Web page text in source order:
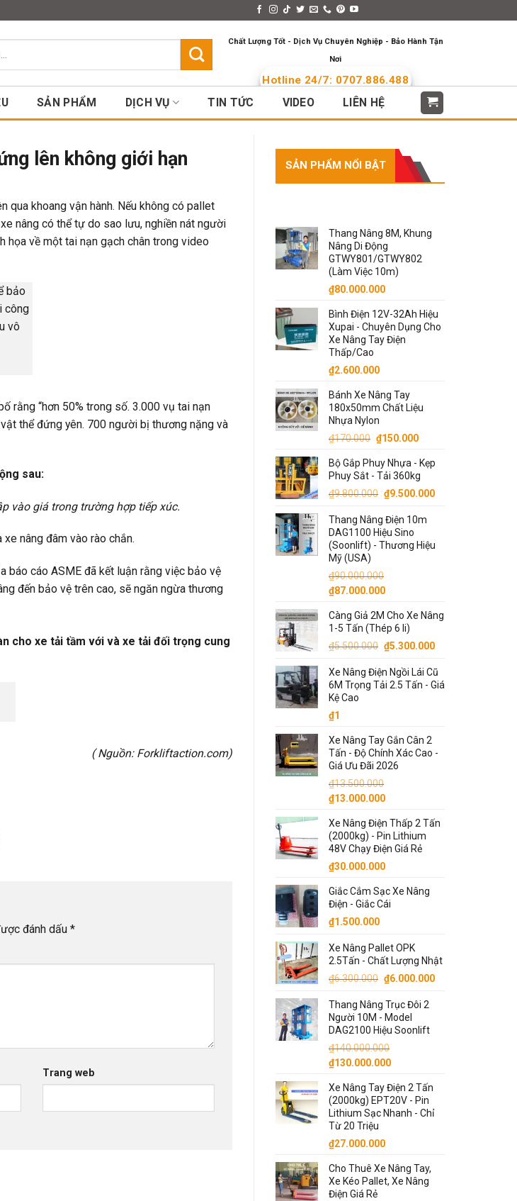
Chất Lượng Tốt - Dịch Vụ Chuyên Nghiệp - Bảo Hành Tận
Nơi
Hotline 24/7: 0707.886.488
SẢN PHẨM DỊCH VỤ TIN TỨC VIDEO LIÊN HỆ
lên không giới hạn
qua khoang vận hành. Nếu không có pallet
nâng có thể tự do sao lưu, nghiền nát người
họa về một tai nạn gạch chân trong video
rằng “hơn 50% trong số. 3.000 vụ tai nạn
thể đứng yên. 700 người bị thương nặng và
sau:
vào giá trong trường hợp tiếp xúc.
nâng đâm vào rào chắn.
báo cáo ASME đã kết luận rằng việc bảo vệ
đến bảo vệ trên cao, sẽ ngăn ngừa thương
cho xe tải tầm với và xe tải đối trọng cung
( Nguồn: Forkliftaction.com)
đánh dấu *
Trang web
SẢN PHẨM NỔI BẬT
Thang Nâng 8M, Khung
Nâng Di Động
GTWY801/GTWY802
(Làm Việc 10m)
₫80.000.000
Bình Điện 12V-32Ah Hiệu
Xupai - Chuyên Dụng Cho
Xe Nâng Tay Điện
Thấp/Cao
₫2.600.000
Bánh Xe Nâng Tay
180x50mm Chất Liệu
Nhựa Nylon
₫170.000 Giá
là:
₫170.000.
₫150.000Giá
tại
là:
₫150.000.
Bộ Gắp Phuy Nhựa - Kẹp
Phuy Sắt - Tải 360kg
₫9.800.000 Giá
là:
₫9.800.000.
₫9.500.000Giá
₫9.500.000.
Thang Nâng Điện 10m
DAG1100 Hiệu Sino
(Soonlift) - Thương Hiệu
Mỹ (USA)
₫90.000.000
Giá
là:
₫90.000.000.
₫87.000.000Giá
tại
là:
₫87.000.000.
Càng Giả 2M Cho Xe Nâng
1-5 Tấn (Thép 6 li)
₫5.500.000 Giá
là:
₫5.500.000.
₫5.300.000Giá
tại
là:
Xe Nâng Điện Ngồi Lái Cũ
6M Trọng Tải 2.5 Tấn - Giá
Kệ Cao
₫1
Xe Nâng Tay Gắn Cân 2
Tấn - Độ Chính Xác Cao -
Giá Ưu Đãi 2026
₫13.500.000
Giá
là:
₫13.500.000.
₫13.000.000Giá
tại
là:
₫13.000.000.
Xe Nâng Điện Thấp 2 Tấn
(2000kg) - Pin Lithium
48V Chạy Điện Giá Rẻ
₫30.000.000
Giắc Cắm Sạc Xe Nâng
Điện - Giắc Cái
₫1.500.000
Xe Nâng Pallet OPK
2.5Tấn - Chất Lượng Nhật
₫6.300.000 Giá
là:
₫6.300.000.
₫6.000.000Giá
Thang Nâng Trục Đôi 2
Người 10M - Model
DAG2100 Hiệu Soonlift
₫140.000.000
Giá
là:
₫140.000.000.
₫130.000.000Giá
tại
là:
₫130.000.000.
Xe Nâng Tay Điện 2 Tấn
(2000kg) EPT20V - Pin
Lithium Sạc Nhanh - Chỉ
Từ 20 Triệu
₫27.000.000
Cho Thuê Xe Nâng Tay,
Xe Kéo Pallet, Xe Nâng
Điện Giá Rẻ